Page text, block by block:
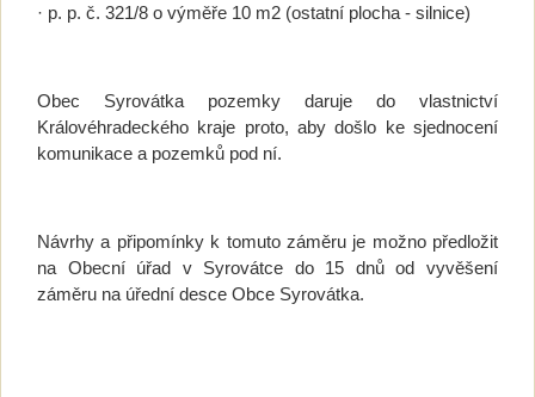
· p. p. č. 321/8 o výměře 10 m2 (ostatní plocha - silnice)
Obec Syrovátka pozemky daruje do vlastnictví
Královéhradeckého kraje proto, aby došlo ke sjednocení
komunikace a pozemků pod ní.
Návrhy a připomínky k tomuto záměru je možno předložit
na Obecní úřad v Syrovátce do 15 dnů od vyvěšení
záměru na úřední desce Obce Syrovátka.